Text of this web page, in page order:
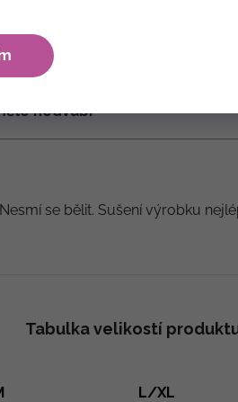
hedvábí
se bělit. Sušení výrobku
Tabulka velikostí
L/XL